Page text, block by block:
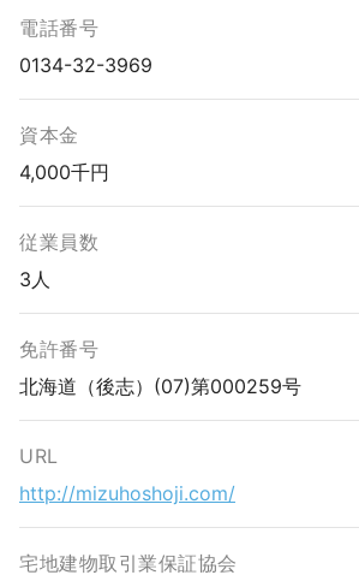
電話番号
0134-32-3969
資本金
4,000千円
従業員数
3人
免許番号
北海道（後志）(07)第000259号
URL
http://mizuhoshoji.com/
宅地建物取引業保証協会